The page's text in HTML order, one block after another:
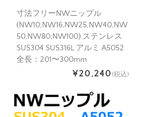
寸法フリーNWニップル
(NW10,NW16,NW25,NW40,NW
50,NW80,NW100) ステンレス
SUS304 SUS316L アルミ A5052
全長：201〜300mm
¥20,240(税込)